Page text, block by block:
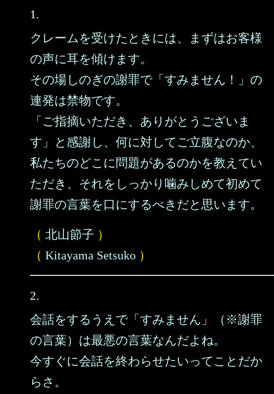
1.
クレームを受けたときには、まずはお客様
の声に耳を傾けます。
その場しのぎの謝罪で「すみません！」の
連発は禁物です。
「ご指摘いただき、ありがとうございま
す」と感謝し、何に対してご立腹なのか、
私たちのどこに問題があるのかを教えてい
ただき、それをしっかり噛みしめて初めて
謝罪の言葉を口にするべきだと思います。
（ 北山節子 ）
（ Kitayama Setsuko ）
2.
会話をするうえで「すみません」（※謝罪
の言葉）は最悪の言葉なんだよね。
今すぐに会話を終わらせたいってことだか
らさ。